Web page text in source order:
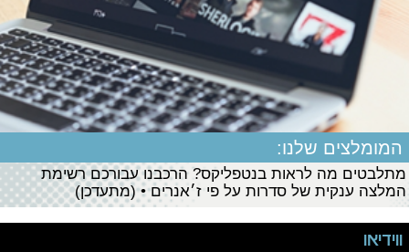
המומלצים שלנו:
מתלבטים מה לראות בנטפליקס? הרכבנו עבורכם רשימת
המלצה ענקית של סדרות על פי ז׳אנרים • (מתעדכן)
ווידיאו